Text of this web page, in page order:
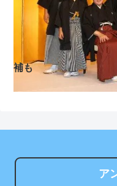
た主婦の裁判が……
クレバテスⅡ-魔獣の
偽りの勇者伝承- 第4話
想：敵を探すよりトア
を餌に誘き出す作戦！
次予選3連勝も、海外フ
は采配に辛辣「おそろ
補も
ア